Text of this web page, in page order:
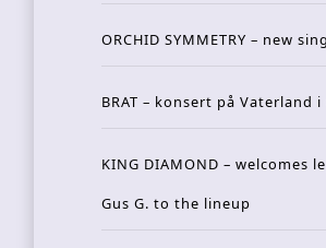
ORCHID SYMMETRY – new
BRAT – konsert på Vaterland
KING DIAMOND – welcomes
Gus G. to the lineup